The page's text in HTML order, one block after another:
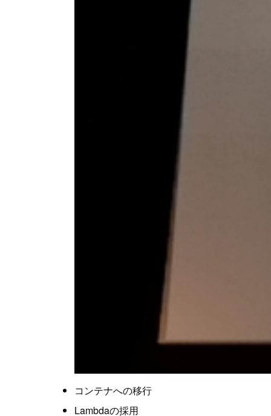
コンテナへの移行
Lambdaの採用